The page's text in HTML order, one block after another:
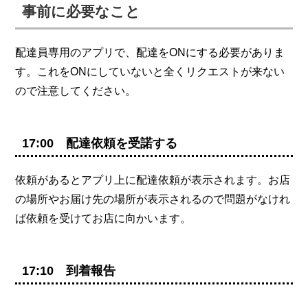
事前に必要なこと
配達員専用のアプリで、配達をONにする必要がありま
す。これをONにしていないと全くリクエストが来ない
ので注意してください。
17:00 配達依頼を受諾する
依頼があるとアプリ上に配達依頼が表示されます。お店
の場所やお届け先の場所が表示されるので問題がなけれ
ば依頼を受けてお店に向かいます。
17:10 到着報告